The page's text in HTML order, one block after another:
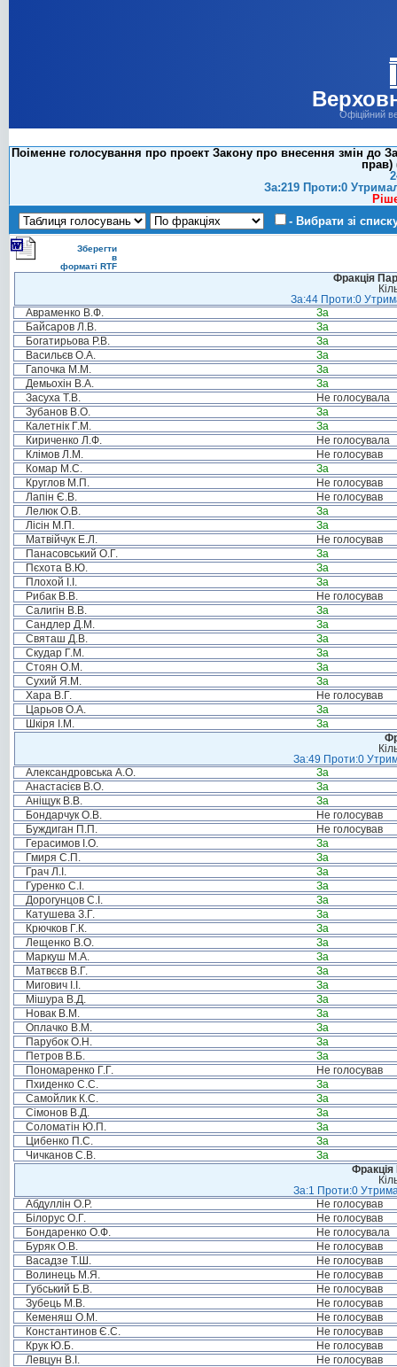
Офіційний
Поіменне голосування про проект Закону про внесення змін до
прав)
За:219 Проти:0
- Вибрати зі
Зберегти
в
форматі RTF
Фракція
За:44 Проти:0
Авраменко В.Ф.
За
Байсаров Л.В.
За
Богатирьова Р.В.
За
Васильєв О.А.
За
Гапочка М.М.
За
Демьохін В.А.
За
Засуха Т.В.
Не голосувала
Зубанов В.О.
За
Калетнік Г.М.
За
Кириченко Л.Ф.
Не голосувала
Клімов Л.М.
Не голосував
Комар М.С.
За
Круглов М.П.
Не голосував
Лапін Є.В.
Не голосував
Лелюк О.В.
За
Лісін М.П.
За
Матвійчук Е.Л.
Не голосував
Панасовський О.Г.
За
Пєхота В.Ю.
За
Плохой І.І.
За
Рибак В.В.
Не голосував
Салигін В.В.
За
Сандлер Д.М.
За
Святаш Д.В.
За
Скудар Г.М.
За
Стоян О.М.
За
Сухий Я.М.
За
Хара В.Г.
Не голосував
Царьов О.А.
За
Шкіря І.М.
За
За:49 Проти:0
Александровська А.О.
За
Анастасієв В.О.
За
Аніщук В.В.
За
Бондарчук О.В.
Не голосував
Буждиган П.П.
Не голосував
Герасимов І.О.
За
Гмиря С.П.
За
Грач Л.І.
За
Гуренко С.І.
За
Дорогунцов С.І.
За
Катушева З.Г.
За
Крючков Г.К.
За
Лещенко В.О.
За
Маркуш М.А.
За
Матвєєв В.Г.
За
Мигович І.І.
За
Мішура В.Д.
За
Новак В.М.
За
Оплачко В.М.
За
Парубок О.Н.
За
Петров В.Б.
За
Пономаренко Г.Г.
Не голосував
Пхиденко С.С.
За
Самойлик К.С.
За
Сімонов В.Д.
За
Соломатін Ю.П.
За
Цибенко П.С.
За
Чичканов С.В.
За
За:1 Проти:0
Абдуллін О.Р.
Не голосував
Білорус О.Г.
Не голосував
Бондаренко О.Ф.
Не голосувала
Буряк О.В.
Не голосував
Васадзе Т.Ш.
Не голосував
Волинець М.Я.
Не голосував
Губський Б.В.
Не голосував
Зубець М.В.
Не голосував
Кеменяш О.М.
Не голосував
Константинов Є.С.
Не голосував
Крук Ю.Б.
Не голосував
Левцун В.І.
Не голосував